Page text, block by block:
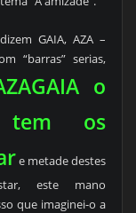
GAIA, AZA –
“barras” serias,
o
tem os
e metade destes
este mano
que imaginei-o a